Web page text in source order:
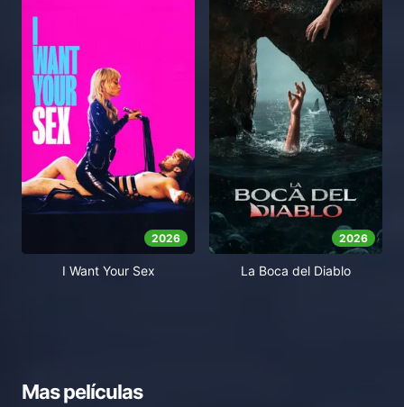
2026
I Want Your Sex
2026
La Boca del Diablo
Mas películas